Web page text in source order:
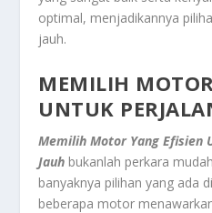
optimal, menjadikannya
jauh.
MEMILIH
UNTUK
Memilih Motor Yang Efisien
Jauh bukanlah perkara
banyaknya pilihan yang ada
beberapa motor